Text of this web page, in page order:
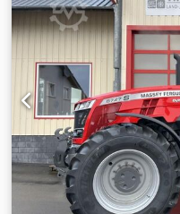
gegevensMOTOR Max.
14396) Max. koppel 1200
vermogensmanagement
vermogensmanagement
6 cilinders, 7,4l AGCO
Emissienorm
Stage 5 Elektronische
ventilatorregeling
motorluchtfilter met
koelerpakket Extra
Brandstoftank van 500 liter